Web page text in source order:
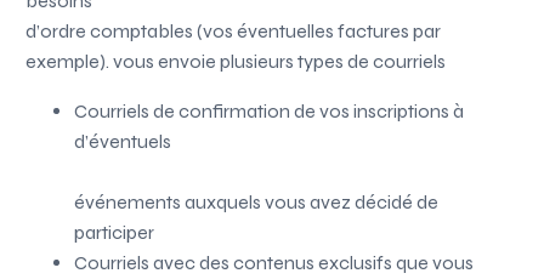
d’ordre comptables (vos éventuelles factures par
exemple).vous envoie plusieurs types de courriels
Courriels de confirmation de vos inscriptions à
d’éventuels
événements auxquels vous avez décidé de
participer
Courriels avec des contenus exclusifs que vous